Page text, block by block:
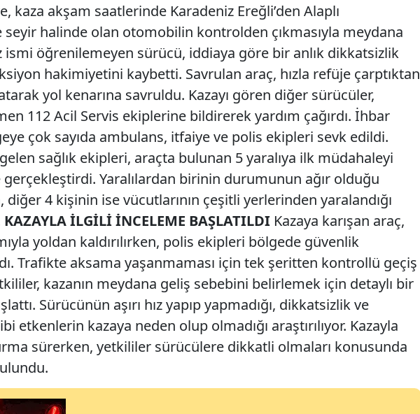
kaza akşam saatlerinde Karadeniz Ereğli’den Alaplı
halinde olan otomobilin kontrolden çıkmasıyla meydana
ismi öğrenilemeyen sürücü, iddiaya göre bir anlık dikkatsizlik
hakimiyetini kaybetti. Savrulan araç, hızla refüje çarptıktan
yol kenarına savruldu. Kazayı gören diğer sürücüler,
112 Acil Servis ekiplerine bildirerek yardım çağırdı. İhbar
çok sayıda ambulans, itfaiye ve polis ekipleri sevk edildi.
sağlık ekipleri, araçta bulunan 5 yaralıya ilk müdahaleyi
Yaralılardan birinin durumunun ağır olduğu
4 kişinin ise vücutlarının çeşitli yerlerinden yaralandığı
KAZAYLA İLGİLİ İNCELEME BAŞLATILDI Kazaya karışan araç,
yoldan kaldırılırken, polis ekipleri bölgede güvenlik
Trafikte aksama yaşanmaması için tek şeritten kontrollü geçiş
kazanın meydana geliş sebebini belirlemek için detaylı bir
Sürücünün aşırı hız yapıp yapmadığı, dikkatsizlik ve
etkenlerin kazaya neden olup olmadığı araştırılıyor. Kazayla
sürerken, yetkililer sürücülere dikkatli olmaları konusunda